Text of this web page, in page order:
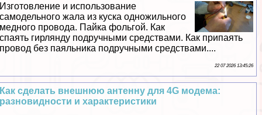
Изготовление и использование
самодельного жала из куска одножильного
медного провода. Пайка фольгой. Как
спаять гирлянду подручными средствами. Как припаять
провод без паяльника подручными средствами....
22 07 2026 13:45:26
Как сделать внешнюю антенну для 4G модема:
разновидности и хаpaктеристики